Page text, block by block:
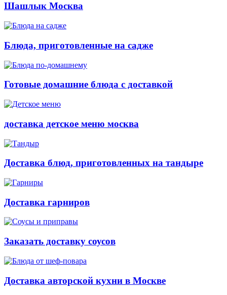
Шашлык Москва
Блюда, приготовленные на садже
Готовые домашние блюда с доставкой
доставка детское меню москва
Доставка блюд, приготовленных на тандыре
Доставка гарниров
Заказать доставку соусов
Доставка авторской кухни в Москве